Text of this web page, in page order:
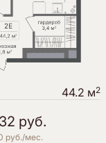
44.2 м2
руб.
руб./мес.